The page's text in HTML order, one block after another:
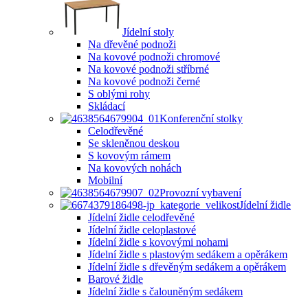
Jídelní stoly
Na dřevěné podnoži
Na kovové podnoži chromové
Na kovové podnoži stříbrné
Na kovové podnoži černé
S oblými rohy
Skládací
Konferenční stolky
Celodřevěné
Se skleněnou deskou
S kovovým rámem
Na kovových nohách
Mobilní
Provozní vybavení
Jídelní židle
Jídelní židle celodřevěné
Jídelní židle celoplastové
Jídelní židle s kovovými nohami
Jídelní židle s plastovým sedákem a opěrákem
Jídelní židle s dřevěným sedákem a opěrákem
Barové židle
Jídelní židle s čalouněným sedákem